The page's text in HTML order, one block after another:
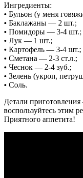
Ингредиенты:
• Бульон (у меня
• Баклажаны — 2 шт.;
• Помидоры — 3-4 шт.;
• Лук — 1 шт.;
• Картофель — 3-4 шт.;
• Сметана — 2-3 ст.л.;
• Чеснок — 2-4 зуб.;
• Зелень (укроп,
• Соль.
Детали
воспользуйтесь этим
Приятного аппетита!